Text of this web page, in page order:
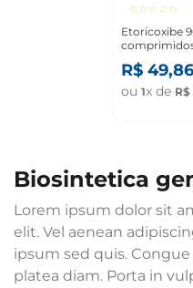
☆☆☆☆☆
Etoricoxibe
R$ 49,86
ou 1x de R$
biosintetica
Lorem ipsum dolor sit
elit. Vel aenean
ipsum sed quis.
platea diam. Porta in